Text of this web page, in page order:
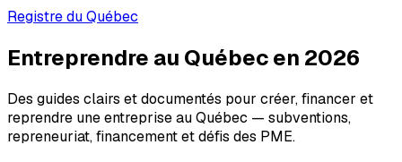
Registre du Québec
Entreprendre au Québec en 2026
Des guides clairs et documentés pour créer, financer et
reprendre une entreprise au Québec — subventions,
repreneuriat, financement et défis des PME.